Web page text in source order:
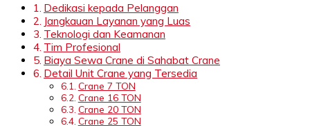
Dedikasi kepada Pelanggan
Jangkauan Layanan yang Luas
Teknologi dan Keamanan
Tim Profesional
Biaya Sewa Crane di Sahabat Crane
Detail Unit Crane yang Tersedia
Crane 7 TON
Crane 16 TON
Crane 20 TON
Crane 25 TON